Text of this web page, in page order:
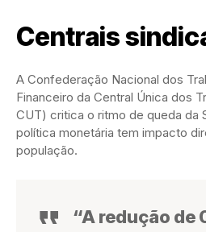
Centrais
A Confederação Nacional dos
Financeiro da Central Única dos
CUT) critica o ritmo de queda da
política monetária tem impacto
população.
“A redução de